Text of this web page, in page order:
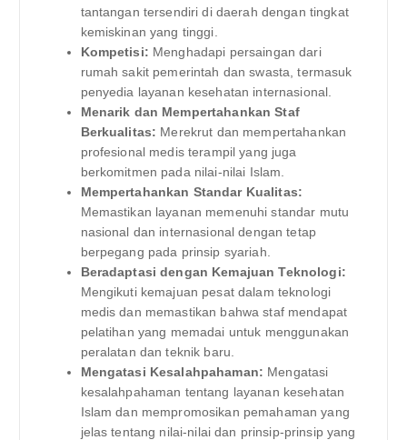
tantangan tersendiri di daerah dengan tingkat
kemiskinan yang tinggi.
Kompetisi: Menghadapi persaingan dari
rumah sakit pemerintah dan swasta, termasuk
penyedia layanan kesehatan internasional.
Menarik dan Mempertahankan Staf
Berkualitas: Merekrut dan mempertahankan
profesional medis terampil yang juga
berkomitmen pada nilai-nilai Islam.
Mempertahankan Standar Kualitas:
Memastikan layanan memenuhi standar mutu
nasional dan internasional dengan tetap
berpegang pada prinsip syariah.
Beradaptasi dengan Kemajuan Teknologi:
Mengikuti kemajuan pesat dalam teknologi
medis dan memastikan bahwa staf mendapat
pelatihan yang memadai untuk menggunakan
peralatan dan teknik baru.
Mengatasi Kesalahpahaman: Mengatasi
kesalahpahaman tentang layanan kesehatan
Islam dan mempromosikan pemahaman yang
jelas tentang nilai-nilai dan prinsip-prinsip yang